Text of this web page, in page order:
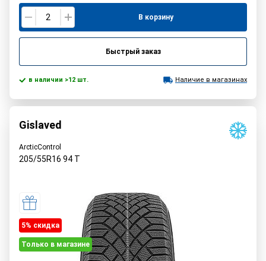
В корзину
Быстрый заказ
в наличии >12 шт. Наличие в магазинах
Gislaved
ArcticControl
205/55R16 94 T
5% cкидка
Только в магазине